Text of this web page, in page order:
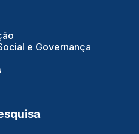
e Governança